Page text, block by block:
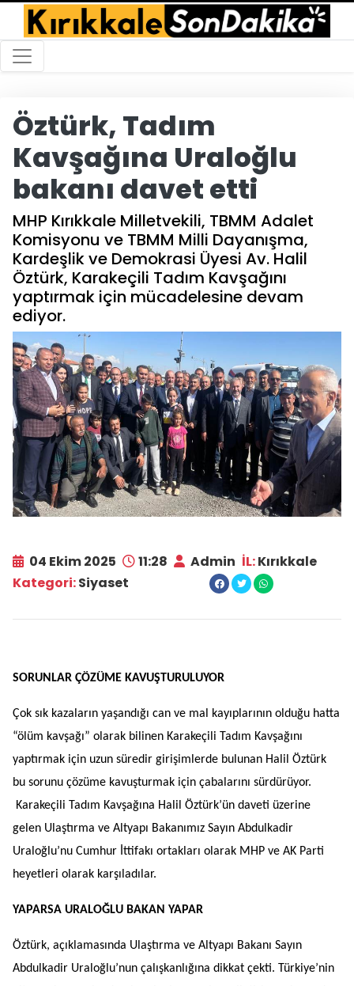
Öztürk, Tadım
Kavşağına Uraloğlu
bakanı davet etti
MHP Kırıkkale Milletvekili, TBMM Adalet
Komisyonu ve TBMM Milli Dayanışma,
Kardeşlik ve Demokrasi Üyesi Av. Halil
Öztürk, Karakeçili Tadım Kavşağını
yaptırmak için mücadelesine devam
ediyor.
04 Ekim 2025 11:28 Admin İL:Kırıkkale
Kategori:Siyaset
SORUNLAR ÇÖZÜME KAVUŞTURULUYOR
Çok sık kazaların yaşandığı can ve mal kayıplarının olduğu hatta
“ölüm kavşağı” olarak bilinen Karakeçili Tadım Kavşağını
yaptırmak için uzun süredir girişimlerde bulunan Halil Öztürk
bu sorunu çözüme kavuşturmak için çabalarını sürdürüyor.
Karakeçili Tadım Kavşağına Halil Öztürk’ün daveti üzerine
gelen Ulaştırma ve Altyapı Bakanımız Sayın Abdulkadir
Uraloğlu’nu Cumhur İttifakı ortakları olarak MHP ve AK Parti
heyetleri olarak karşıladılar.
YAPARSA URALOĞLU BAKAN YAPAR
Öztürk, açıklamasında Ulaştırma ve Altyapı Bakanı Sayın
Abdulkadir Uraloğlu’nun çalışkanlığına dikkat çekti. Türkiye’nin